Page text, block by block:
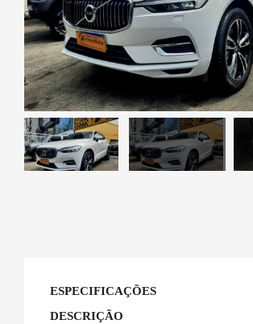
ESPECIFICAÇÕES
DESCRIÇÃO